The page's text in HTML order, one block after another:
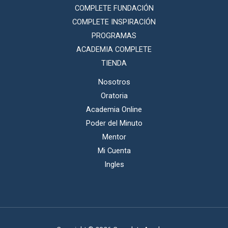
COMPLETE FUNDACIÓN
COMPLETE INSPIRACIÓN
PROGRAMAS
ACADEMIA COMPLETE
TIENDA
Nosotros
Oratoria
Academia Online
Poder del Minuto
Mentor
Mi Cuenta
Ingles